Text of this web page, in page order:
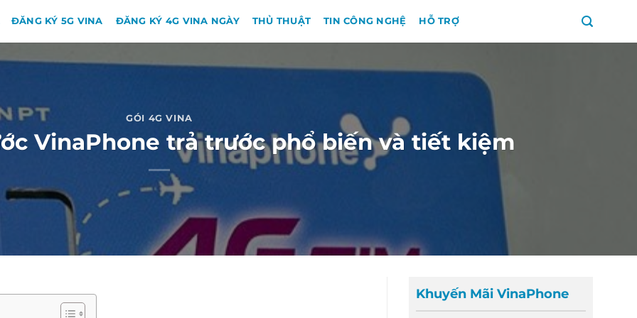
ĐĂNG KÝ 5G VINA ĐĂNG KÝ 4G VINA NGÀY THỦ THUẬT TIN CÔNG NGHỆ HỖ TRỢ
GÓI 4G VINA
VinaPhone trả trước phổ biến và tiết kiệm
Khuyến Mãi VinaPhone